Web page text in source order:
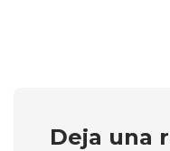
Deja una